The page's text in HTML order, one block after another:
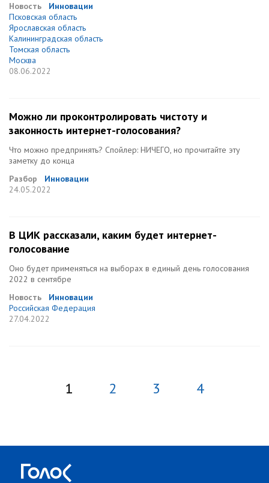
Новость
Инновации
Псковская область
Ярославская область
Калининградская область
Томская область
Москва
08.06.2022
Можно ли проконтролировать чистоту и
законность интернет-голосования?
Что можно предпринять? Спойлер: НИЧЕГО, но прочитайте эту
заметку до конца
Разбор
Инновации
24.05.2022
В ЦИК рассказали, каким будет интернет-
голосование
Оно будет применяться на выборах в единый день голосования
2022 в сентябре
Новость
Инновации
Российская Федерация
27.04.2022
1 2 3 4